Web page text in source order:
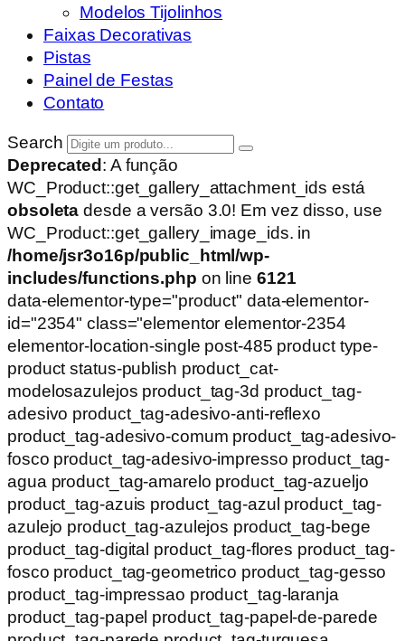
Modelos Tijolinhos
Faixas Decorativas
Pistas
Painel de Festas
Contato
Search
Deprecated: A função
WC_Product::get_gallery_attachment_ids está
obsoleta desde a versão 3.0! Em vez disso, use
WC_Product::get_gallery_image_ids. in
/home/jsr3o16p/public_html/wp-
includes/functions.php on line 6121
data-elementor-type="product" data-elementor-
id="2354" class="elementor elementor-2354
elementor-location-single post-485 product type-
product status-publish product_cat-
modelosazulejos product_tag-3d product_tag-
adesivo product_tag-adesivo-anti-reflexo
product_tag-adesivo-comum product_tag-adesivo-
fosco product_tag-adesivo-impresso product_tag-
agua product_tag-amarelo product_tag-azueljo
product_tag-azuis product_tag-azul product_tag-
azulejo product_tag-azulejos product_tag-bege
product_tag-digital product_tag-flores product_tag-
fosco product_tag-geometrico product_tag-gesso
product_tag-impressao product_tag-laranja
product_tag-papel product_tag-papel-de-parede